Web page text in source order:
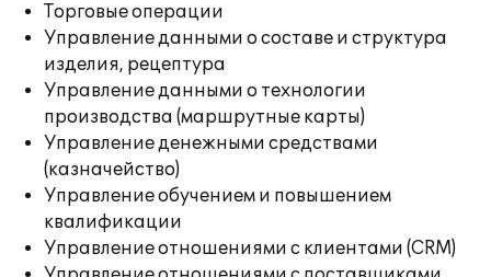
Торговые операции
Управление данными о составе и структура
изделия, рецептура
Управление данными о технологии
производства (маршрутные карты)
Управление денежными средствами
(казначейство)
Управление обучением и повышением
квалификации
Управление отношениями с клиентами (CRM)